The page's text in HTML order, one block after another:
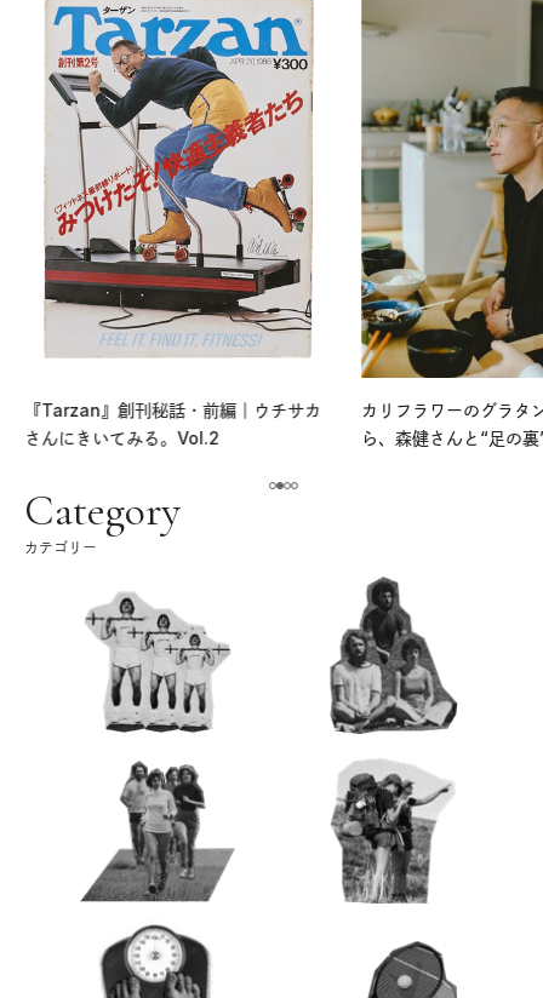
『Tarzan』創刊秘話・前編｜ウチサカ
さんにきいてみる。Vol.2
カリフラワーのグラタ
ら、森健さんと“足の
Category
カテゴリー